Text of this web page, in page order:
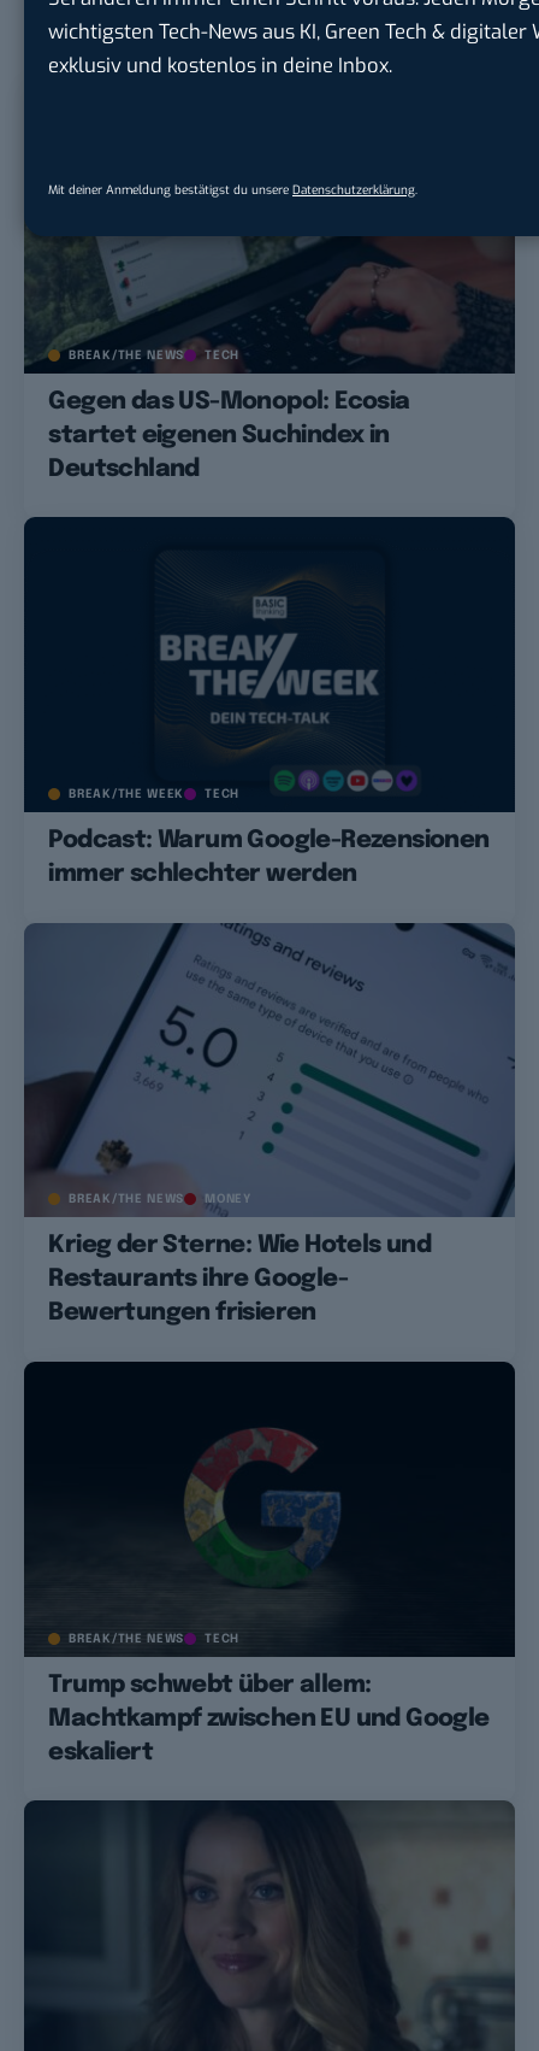
wichtigsten Tech-News aus KI, Green Tech &
exklusiv und kostenlos in deine Inbox.
Mit deiner Anmeldung bestätigst du unsere Datenschutzerklärung.
LESEEMPFEHLUNGEN
BREAK/THE NEWS TECH
Gegen das US-Monopol: Ecosia
startet eigenen Suchindex in
Deutschland
BREAK/THE WEEK TECH
Podcast: Warum Google-Rezensionen
immer schlechter werden
BREAK/THE NEWS MONEY
Krieg der Sterne: Wie Hotels und
Restaurants ihre Google-
Bewertungen frisieren
BREAK/THE NEWS TECH
Trump schwebt über allem:
Machtkampf zwischen EU und Google
eskaliert